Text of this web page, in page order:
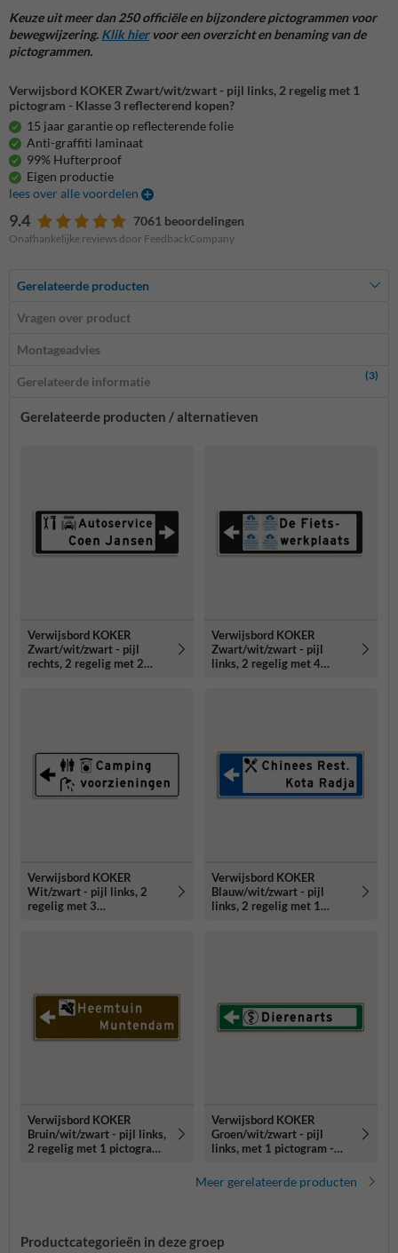
Keuze uit meer dan 250 officiële en bijzondere pictogrammen voor
bewegwijzering. Klik hiervoor een overzicht en benaming van de
pictogrammen.
Verwijsbord KOKER Zwart/wit/zwart - pijl links, 2 regelig met 1
pictogram - Klasse 3 reflecterend kopen?
15 jaar garantie op reflecterende folie
Anti-graffiti laminaat
99% Hufterproof
Eigen productie
lees over alle voordelen
9.4 7061 beoordelingen
Onafhankelijke reviews door FeedbackCompany
Gerelateerde producten
Vragen over product
Montageadvies
Gerelateerde informatie (3)
Gerelateerde producten / alternatieven
Verwijsbord KOKER
Zwart/wit/zwart - pijl
rechts, 2 regelig met 2
Verwijsbord KOKER
Zwart/wit/zwart - pijl
links, 2 regelig met 4
Verwijsbord KOKER
Wit/zwart - pijl links, 2
regelig met 3
Verwijsbord KOKER
Blauw/wit/zwart - pijl
links, 2 regelig met 1
Verwijsbord KOKER
Bruin/wit/zwart - pijl links,
2 regelig met 1 pictogram
Verwijsbord KOKER
Groen/wit/zwart - pijl
links, met 1 pictogram -
Meer gerelateerde producten
Productcategorieën in deze groep